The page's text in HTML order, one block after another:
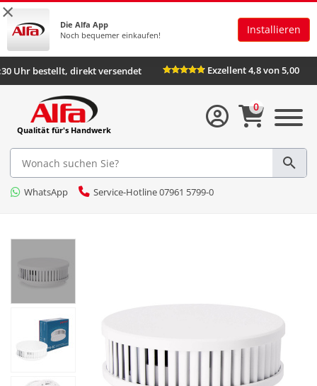
×
Die Alfa App
Noch bequemer einkaufen!
Installieren
Uhr bestellt, direkt versendet Exzellent 4,8 von 5,00
Qualität für's Handwerk
WhatsApp Service-Hotline 07961 5799-0
0